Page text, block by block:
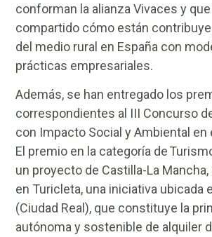
conforman la alianza Vivaces y
compartido cómo están
del medio rural en España con
prácticas empresariales.
Además, se han entregado los
correspondientes al III Concurso
con Impacto Social y Ambiental en
El premio en la categoría de
un proyecto de Castilla-La
en Turicleta, una iniciativa ubicada
(Ciudad Real), que constituye la
autónoma y sostenible de alquiler